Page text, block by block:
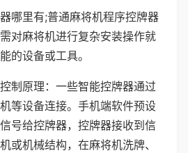
哪里有;普通麻将机程序控牌器
对麻将机进行复杂安装操作就
的设备或工具。
制原理：一些智能控牌器通过
等设备连接。手机端软件预设
号给控牌器，控牌器接收到信
或机械结构，在麻将机洗牌、